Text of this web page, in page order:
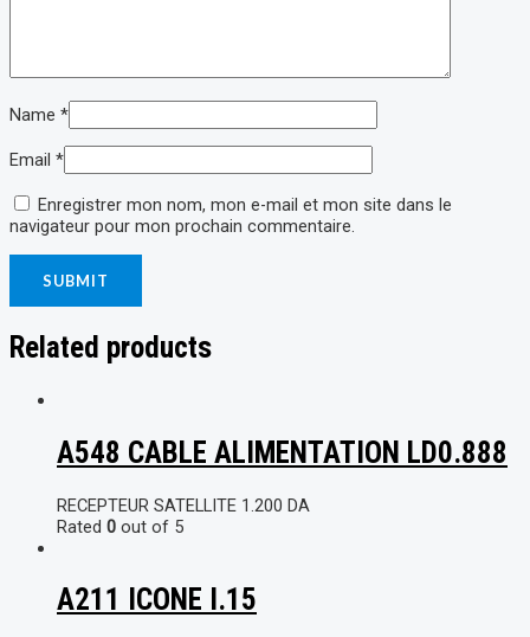
Name *
Email *
Enregistrer mon nom, mon e-mail et mon site dans le
navigateur pour mon prochain commentaire.
Related products
A548 CABLE ALIMENTATION LD0.888
RECEPTEUR SATELLITE 1.200 DA
Rated 0 out of 5
A211 ICONE I.15